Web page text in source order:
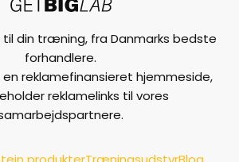
til din træning, fra Danmarks bedste
forhandlere.
reklamefinansieret hjemmeside,
reklamelinks til vores